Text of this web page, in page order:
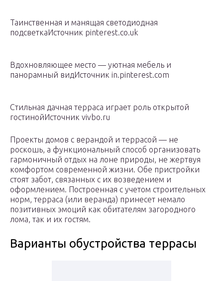
Таинственная и манящая светодиодная
подсветкаИсточник pinterest.co.uk
Вдохновляющее место — уютная мебель и
панорамный видИсточник in.pinterest.com
Стильная дачная терраса играет роль открытой
гостинойИсточник vivbo.ru
Проекты домов с верандой и террасой — не
роскошь, а функциональный способ организовать
гармоничный отдых на лоне природы, не жертвуя
комфортом современной жизни. Обе пристройки
стоят забот, связанных с их возведением и
оформлением. Построенная с учетом строительных
норм, терраса (или веранда) принесет немало
позитивных эмоций как обитателям загородного
лома, так и их гостям.
Варианты обустройства террасы